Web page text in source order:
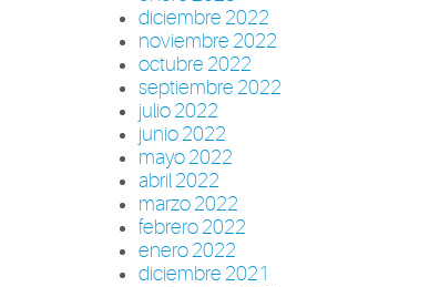
diciembre 2022
noviembre 2022
octubre 2022
septiembre 2022
julio 2022
junio 2022
mayo 2022
abril 2022
marzo 2022
febrero 2022
enero 2022
diciembre 2021